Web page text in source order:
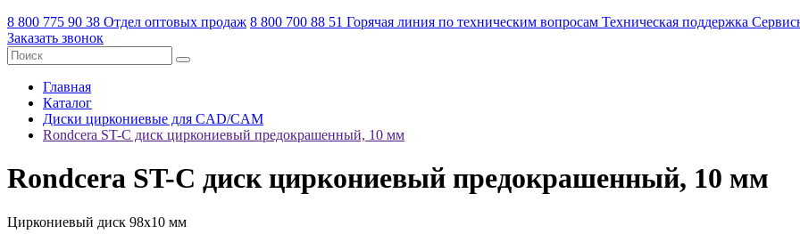
8 800 775 90 38 Отдел оптовых продаж 8 800 700 88 51 Горячая линия по техническим вопросам Техническая поддержка
Заказать звонок
Главная
Каталог
Диски циркониевые для CAD/CAM
Rondcera ST-C диск циркониевый предокрашенный, 10 мм
Rondcera ST-C диск циркониевый предокрашенный, 10 мм
Циркониевый диск 98х10 мм